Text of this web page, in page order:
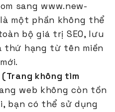
sang www.new-
một phần không thể
bộ giá trị SEO, lưu
thứ hạng từ tên miền
không tìm
web không còn tồn
bạn có thể sử dụng